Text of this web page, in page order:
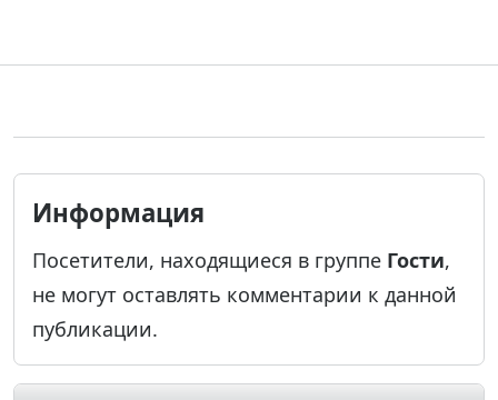
Информация
Посетители, находящиеся в группе Гости,
не могут оставлять комментарии к данной
публикации.